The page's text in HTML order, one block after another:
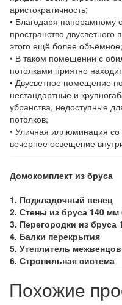
аристократичность;
• Благодаря панорамному
пространство
этого ещё более объёмное;
• В таком помещении с
потолками приятно
• Двусветное помещение
нестандартные и
убранства, недоступные
потолков;
• Уличная иллюминация
вечернее освещение
Домокомплект из бруса
1. Подкладочный венец
2. Стены из бруса 140 мм
3. Перегородки из бруса
4. Балки перекрытия
5. Утеплитель
6. Стропильная система
Похожие